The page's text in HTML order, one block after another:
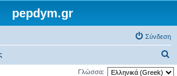
pepdym.gr
Σύνδεση
ν
Γλώσσα: